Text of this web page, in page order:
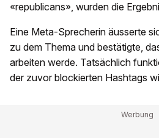
«republicans», wurden die
Eine Meta-Sprecherin äusserte
zu dem Thema und bestätigte,
arbeiten werde. Tatsächlich
der zuvor blockierten Hashtags